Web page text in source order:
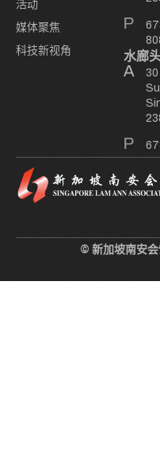
活动
媒体聚焦
科技新视角
水廊
30
© 新加坡南安